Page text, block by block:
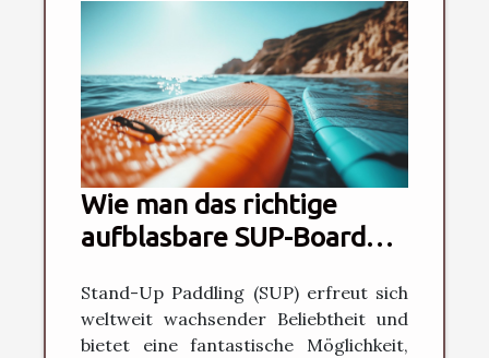
Wie man das richtige
aufblasbare SUP-Board
Stand-Up Paddling (SUP) erfreut sich
weltweit wachsender Beliebtheit und
bietet eine fantastische Möglichkeit,